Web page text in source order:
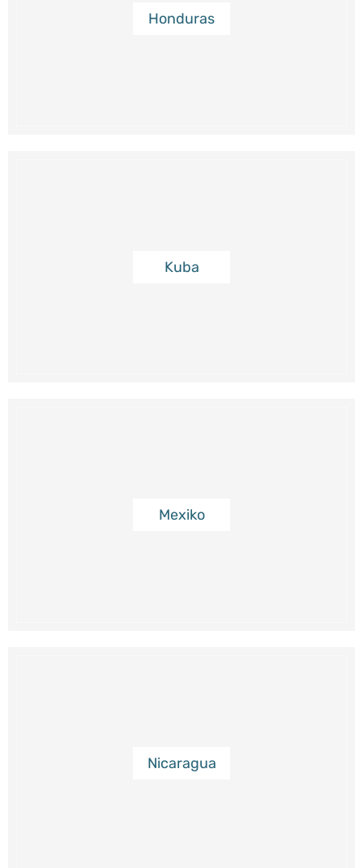
Honduras
Kuba
Mexiko
Nicaragua